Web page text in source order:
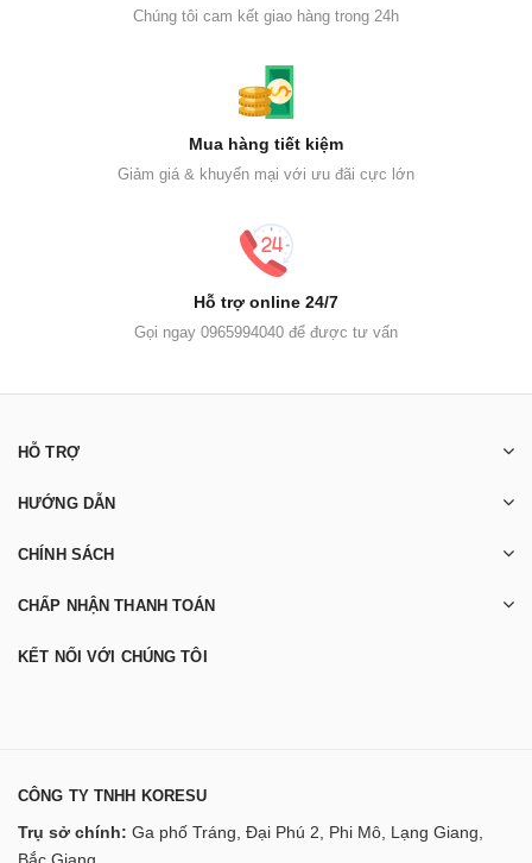
Chúng tôi cam kết giao hàng trong 24h
Mua hàng tiết kiệm
Giảm giá & khuyến mại với ưu đãi cực lớn
Hỗ trợ online 24/7
Gọi ngay 0965994040 để được tư vấn
HỖ TRỢ
HƯỚNG DẪN
CHÍNH SÁCH
CHẤP NHẬN THANH TOÁN
KẾT NỐI VỚI CHÚNG TÔI
CÔNG TY TNHH KORESU
Trụ sở chính: Ga phố Tráng, Đại Phú 2, Phi Mô, Lạng Giang,